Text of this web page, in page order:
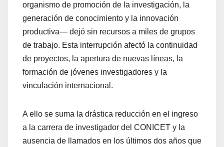
organismo de promoción de la investigación, la
generación de conocimiento y la innovación
productiva— dejó sin recursos a miles de grupos
de trabajo. Esta interrupción afectó la continuidad
de proyectos, la apertura de nuevas líneas, la
formación de jóvenes investigadores y la
vinculación internacional.
A ello se suma la drástica reducción en el ingreso
a la carrera de investigador del CONICET y la
ausencia de llamados en los últimos dos años que